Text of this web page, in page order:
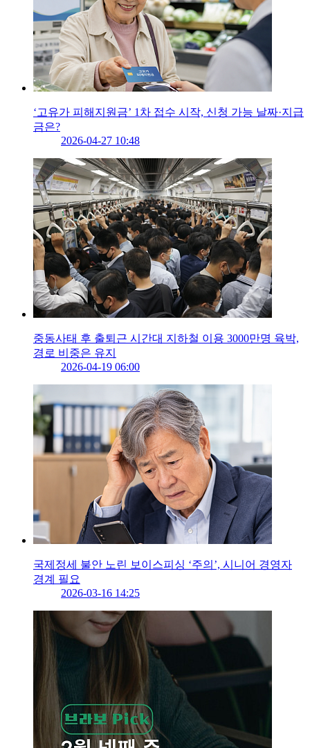
‘고유가 피해지원금’ 1차 접수 시작, 신청 가능 날짜·지급
금은?
2026-04-27 10:48
중동사태 후 출퇴근 시간대 지하철 이용 3000만명 육박,
경로 비중은 유지
2026-04-19 06:00
국제정세 불안 노린 보이스피싱 ‘주의’, 시니어 경영자
경계 필요
2026-03-16 14:25